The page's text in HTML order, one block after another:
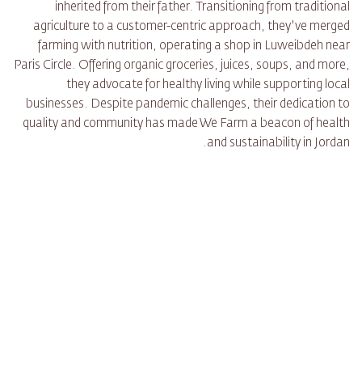
inherited from their father. Transitioning from traditional
agriculture to a customer-centric approach, they've merged
farming with nutrition, operating a shop in Luweibdeh near
Paris Circle. Offering organic groceries, juices, soups, and more,
they advocate for healthy living while supporting local
businesses. Despite pandemic challenges, their dedication to
quality and community has made We Farm a beacon of health
and sustainability in Jordan.